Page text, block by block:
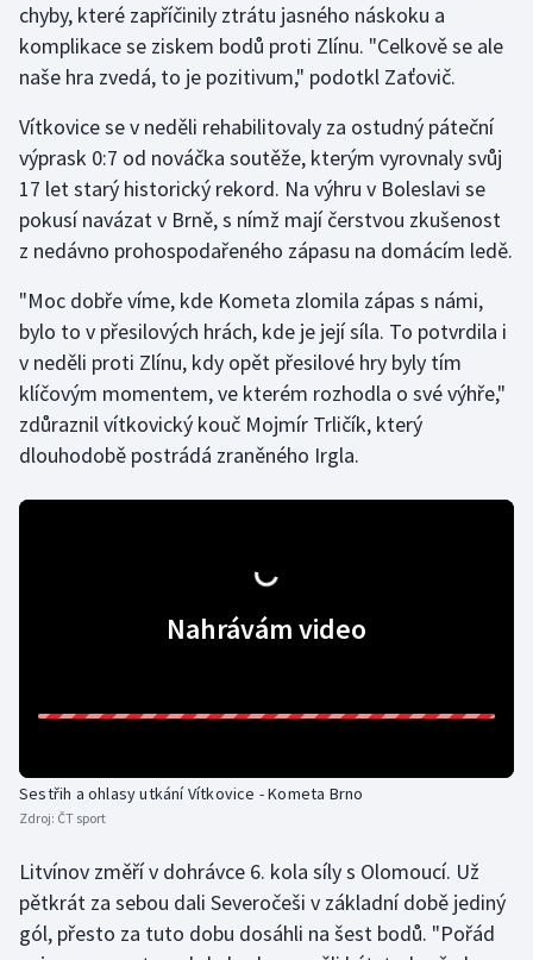
chyby, které zapříčinily ztrátu jasného náskoku a
komplikace se ziskem bodů proti Zlínu. "Celkově se ale
naše hra zvedá, to je pozitivum," podotkl Zaťovič.
Vítkovice se v neděli rehabilitovaly za ostudný páteční
výprask 0:7 od nováčka soutěže, kterým vyrovnaly svůj
17 let starý historický rekord. Na výhru v Boleslavi se
pokusí navázat v Brně, s nímž mají čerstvou zkušenost
z nedávno prohospodařeného zápasu na domácím ledě.
"Moc dobře víme, kde Kometa zlomila zápas s námi,
bylo to v přesilových hrách, kde je její síla. To potvrdila i
v neděli proti Zlínu, kdy opět přesilové hry byly tím
klíčovým momentem, ve kterém rozhodla o své výhře,"
zdůraznil vítkovický kouč Mojmír Trličík, který
dlouhodobě postrádá zraněného Irgla.
Nahrávám video
Sestřih a ohlasy utkání Vítkovice - Kometa Brno
Zdroj: ČT sport
Litvínov změří v dohrávce 6. kola síly s Olomoucí. Už
pětkrát za sebou dali Severočeši v základní době jediný
gól, přesto za tuto dobu dosáhli na šest bodů. "Pořád